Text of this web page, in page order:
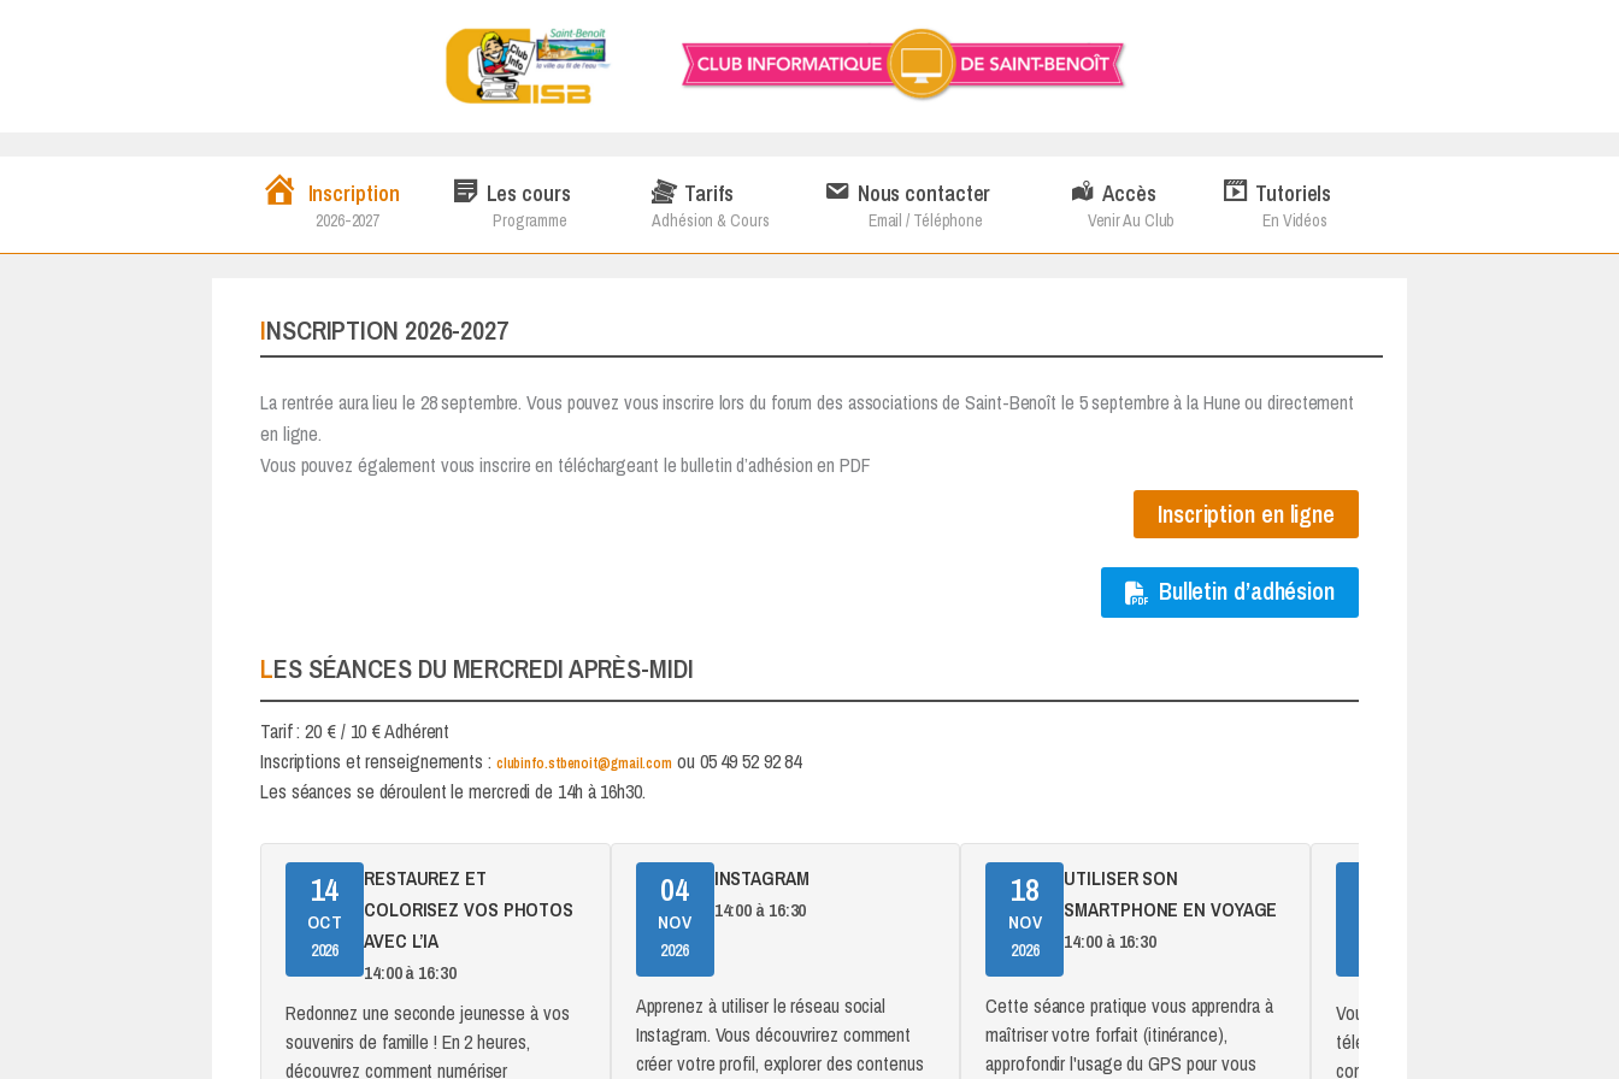
Inscription
2026-2027
Les cours
Programme
Tarifs
Adhésion & Cours
Nous contacter
Email / Téléphone
Accès
Venir Au Club
Tutoriels
En Vidéos
INSCRIPTION 2026-2027
La rentrée aura lieu le 28 septembre. Vous pouvez vous inscrire lors du forum des associations de Saint-Benoît le 5 septembre à la Hune ou directement
en ligne.
Vous pouvez également vous inscrire en téléchargeant le bulletin d’adhésion en PDF
Inscription en ligne
Bulletin d’adhésion
LES SÉANCES DU MERCREDI APRÈS-MIDI
Tarif : 20 € / 10 € Adhérent
Inscriptions et renseignements : clubinfo.stbenoit@gmail.com ou 05 49 52 92 84
Les séances se déroulent le mercredi de 14h à 16h30.
14
OCT
2026
RESTAUREZ ET
COLORISEZ VOS PHOTOS
AVEC L’IA
14:00 à 16:30
Redonnez une seconde jeunesse à vos
souvenirs de famille ! En 2 heures,
découvrez comment numériser
04
NOV
2026
INSTAGRAM
14:00 à 16:30
Apprenez à utiliser le réseau social
Instagram. Vous découvrirez comment
créer votre profil, explorer des contenus
18
NOV
2026
UTILISER SON
SMARTPHONE EN VOYAGE
14:00 à 16:30
Cette séance pratique vous apprendra à
maîtriser votre forfait (itinérance),
approfondir l'usage du GPS pour vous
Vous avez plein de photos sur votre
téléphone mais vous ne savez pas trop
comment les ranger, les retoucher ou